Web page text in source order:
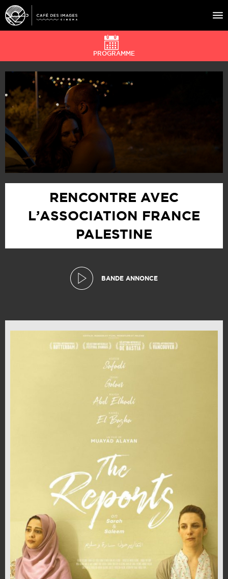
À L’AFFICHE
ÉVÉNEMENTS
CAFÉ DU CINÉ
PRATIQUE
ÉDUCATION AUX IMAGES
PROGRAMME
RENCONTRE AVEC
L’ASSOCIATION FRANCE
PALESTINE
BANDE ANNONCE